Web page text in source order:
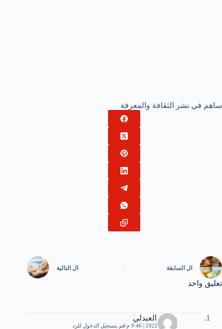
ساهم في نشر الثقافة والمعرفة
ال السابقة ال التالية
تعليق واحد
صادق العبدلي
16 يناير، 2022 | 9:46 م قم بتسجيل الدخول للرد